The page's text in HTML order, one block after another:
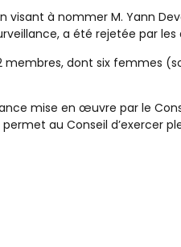
à nommer M. Yann
a été rejetée par les
dont six femmes
mise en œuvre par le
au Conseil d’exercer